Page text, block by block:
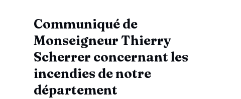
Communiqué de
Monseigneur Thierry
Scherrer concernant les
incendies de notre
département